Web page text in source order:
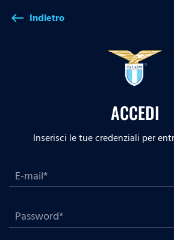
west Indietro
ACCEDI
Inserisci le tue credenziali per